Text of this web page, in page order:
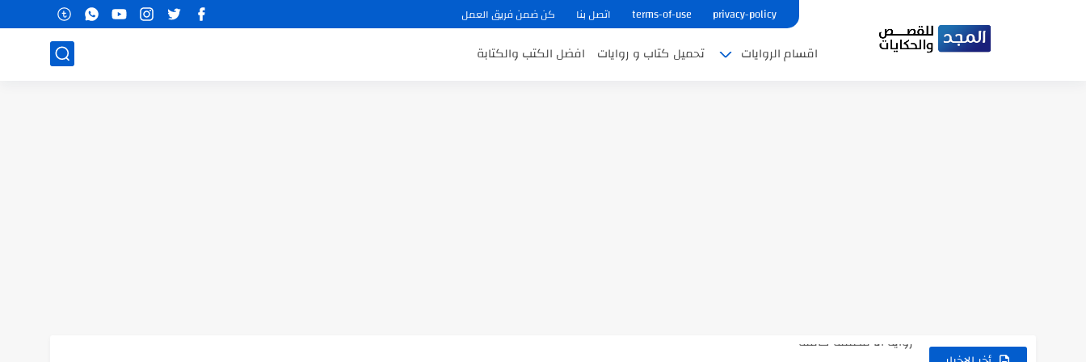
privacy-policy
terms-of-use اتصل بنا كن ضمن فريق العمل
اقسام الروايات تحميل كتاب و روايات افضل الكتب والكتابة